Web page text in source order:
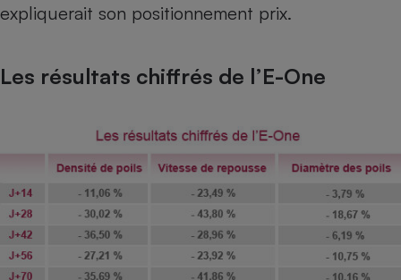
expliquerait son positionnement prix.
Les résultats chiffrés de l’E-One